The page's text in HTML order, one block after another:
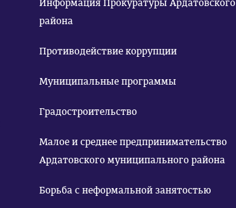
Информация Прокуратуры Ардатовского
района
Противодействие коррупции
Муниципальные программы
Градостроительство
Малое и среднее предпринимательство
Ардатовского муниципального района
Борьба с неформальной занятостью